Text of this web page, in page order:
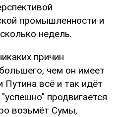
промышленности и
недель.
причин
чем он имеет
Путина всё и так идёт
продвигается
возьмёт Сумы,